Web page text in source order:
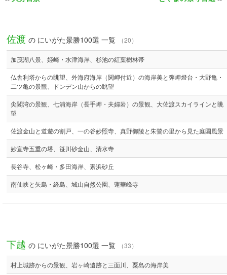
佐渡 の にいがた景勝100選 一覧 （20）
加茂湖八景、姫崎・水津海岸、杉池の紅葉樹林帯
仏舎利塔からの眺望、外海府海岸（関岬付近）の海岸美と弾岬燈台・大野亀・
二ツ亀の景観、ドンデン山からの眺望
尖閣湾の景観、七浦海岸（長手岬・夫婦岩）の景観、大佐渡スカイラインと眺
望
佐渡金山と道遊の割戸、一の谷妙照寺、真野御陵と朱鷺の里から見た庭園風景
妙宣寺五重の塔、笹川砂金山、清水寺
長谷寺、松ヶ崎・多田海岸、素浜砂丘
南仙峡と矢島・経島、城山自然公園、蓮華峰寺
下越 の にいがた景勝100選 一覧 （33）
村上城跡からの景観、岩ヶ崎遺跡と三面川、粟島の海岸美